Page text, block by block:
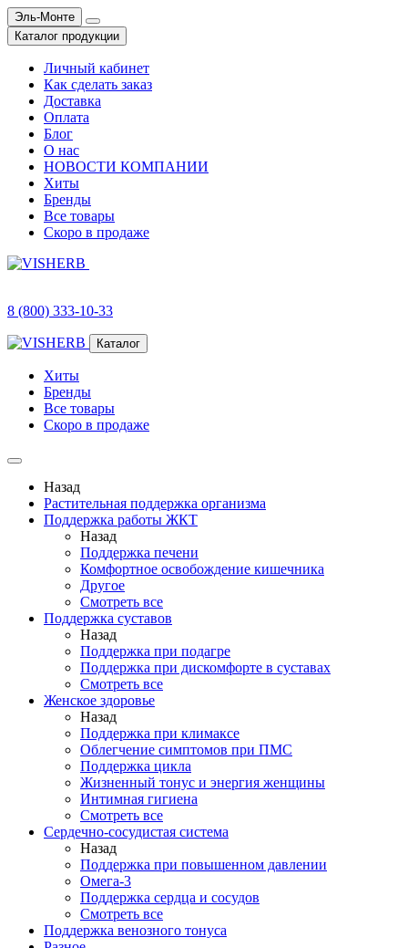
Эль-Монте
Каталог продукции
Личный кабинет
Как сделать заказ
Доставка
Оплата
Блог
О нас
НОВОСТИ КОМПАНИИ
Хиты
Бренды
Все товары
Скоро в продаже
8 (800) 333-10-33
Каталог
Хиты
Бренды
Все товары
Скоро в продаже
Назад
Растительная поддержка организма
Поддержка работы ЖКТ
Назад
Поддержка печени
Комфортное освобождение кишечника
Другое
Смотреть все
Поддержка суставов
Назад
Поддержка при подагре
Поддержка при дискомфорте в суставах
Смотреть все
Женское здоровье
Назад
Поддержка при климаксе
Облегчение симптомов при ПМС
Поддержка цикла
Жизненный тонус и энергия женщины
Интимная гигиена
Смотреть все
Сердечно-сосудистая система
Назад
Поддержка при повышенном давлении
Омега-3
Поддержка сердца и сосудов
Смотреть все
Поддержка венозного тонуса